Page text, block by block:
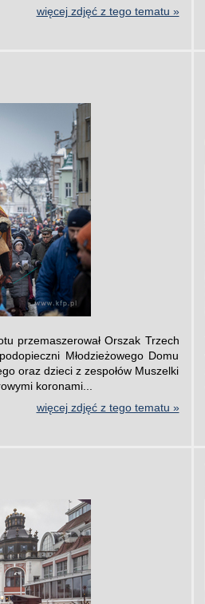
więcej zdjęć z tego tematu »
przemaszerował Orszak Trzech
Młodzieżowego Domu
oraz dzieci z zespołów Muszelki
koronami...
więcej zdjęć z tego tematu »